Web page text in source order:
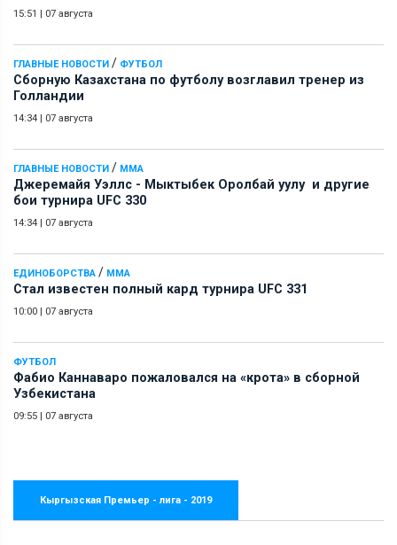
15:51 | 07 августа
ГЛАВНЫЕ НОВОСТИ / ФУТБОЛ
Сборную Казахстана по футболу возглавил тренер из
Голландии
14:34 | 07 августа
ГЛАВНЫЕ НОВОСТИ / ММА
Джеремайя Уэллс - Мыктыбек Оролбай уулу и другие
бои турнира UFC 330
14:34 | 07 августа
ЕДИНОБОРСТВА / ММА
Стал известен полный кард турнира UFC 331
10:00 | 07 августа
ФУТБОЛ
Фабио Каннаваро пожаловался на «крота» в сборной
Узбекистана
09:55 | 07 августа
Кыргызская Премьер - лига - 2019